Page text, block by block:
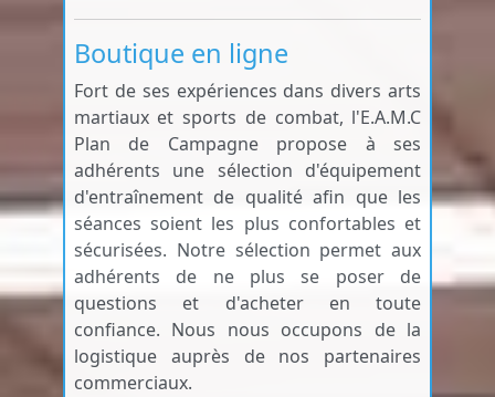
Boutique en ligne
Fort de ses expériences dans divers arts
martiaux et sports de combat, l'E.A.M.C
Plan de Campagne propose à ses
adhérents une sélection d'équipement
d'entraînement de qualité afin que les
séances soient les plus confortables et
sécurisées. Notre sélection permet aux
adhérents de ne plus se poser de
questions et d'acheter en toute
confiance. Nous nous occupons de la
logistique auprès de nos partenaires
commerciaux.